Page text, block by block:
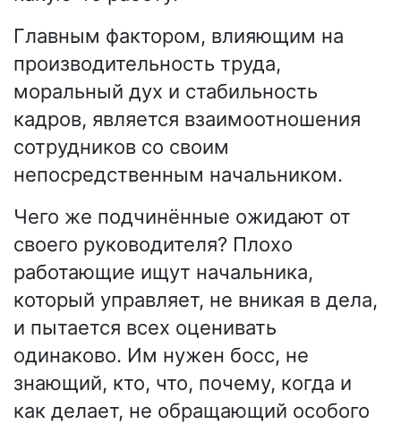
Главным фактором, влияющим на
производительность труда,
моральный дух и стабильность
кадров, является взаимоотношения
сотрудников со своим
непосредственным начальником.
Чего же подчинённые ожидают от
своего руководителя? Плохо
работающие ищут начальника,
который управляет, не вникая в дела,
и пытается всех оценивать
одинаково. Им нужен босс, не
знающий, кто, что, почему, когда и
как делает, не обращающий особого